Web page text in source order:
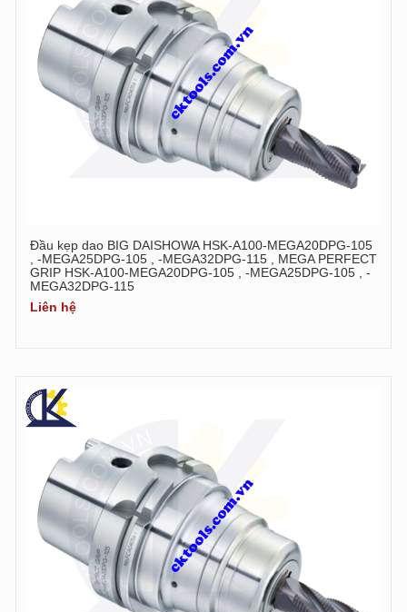
Đầu kẹp dao BIG DAISHOWA HSK-A100-MEGA20DPG-105
, -MEGA25DPG-105 , -MEGA32DPG-115 , MEGA PERFECT
GRIP HSK-A100-MEGA20DPG-105 , -MEGA25DPG-105 , -
MEGA32DPG-115
Liên hệ